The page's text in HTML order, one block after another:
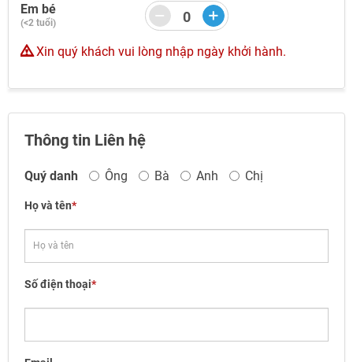
Em bé
(<2 tuổi)
Xin quý khách vui lòng nhập ngày khởi hành.
Thông tin Liên hệ
Quý danh Ông Bà Anh Chị
Họ và tên*
Số điện thoại*